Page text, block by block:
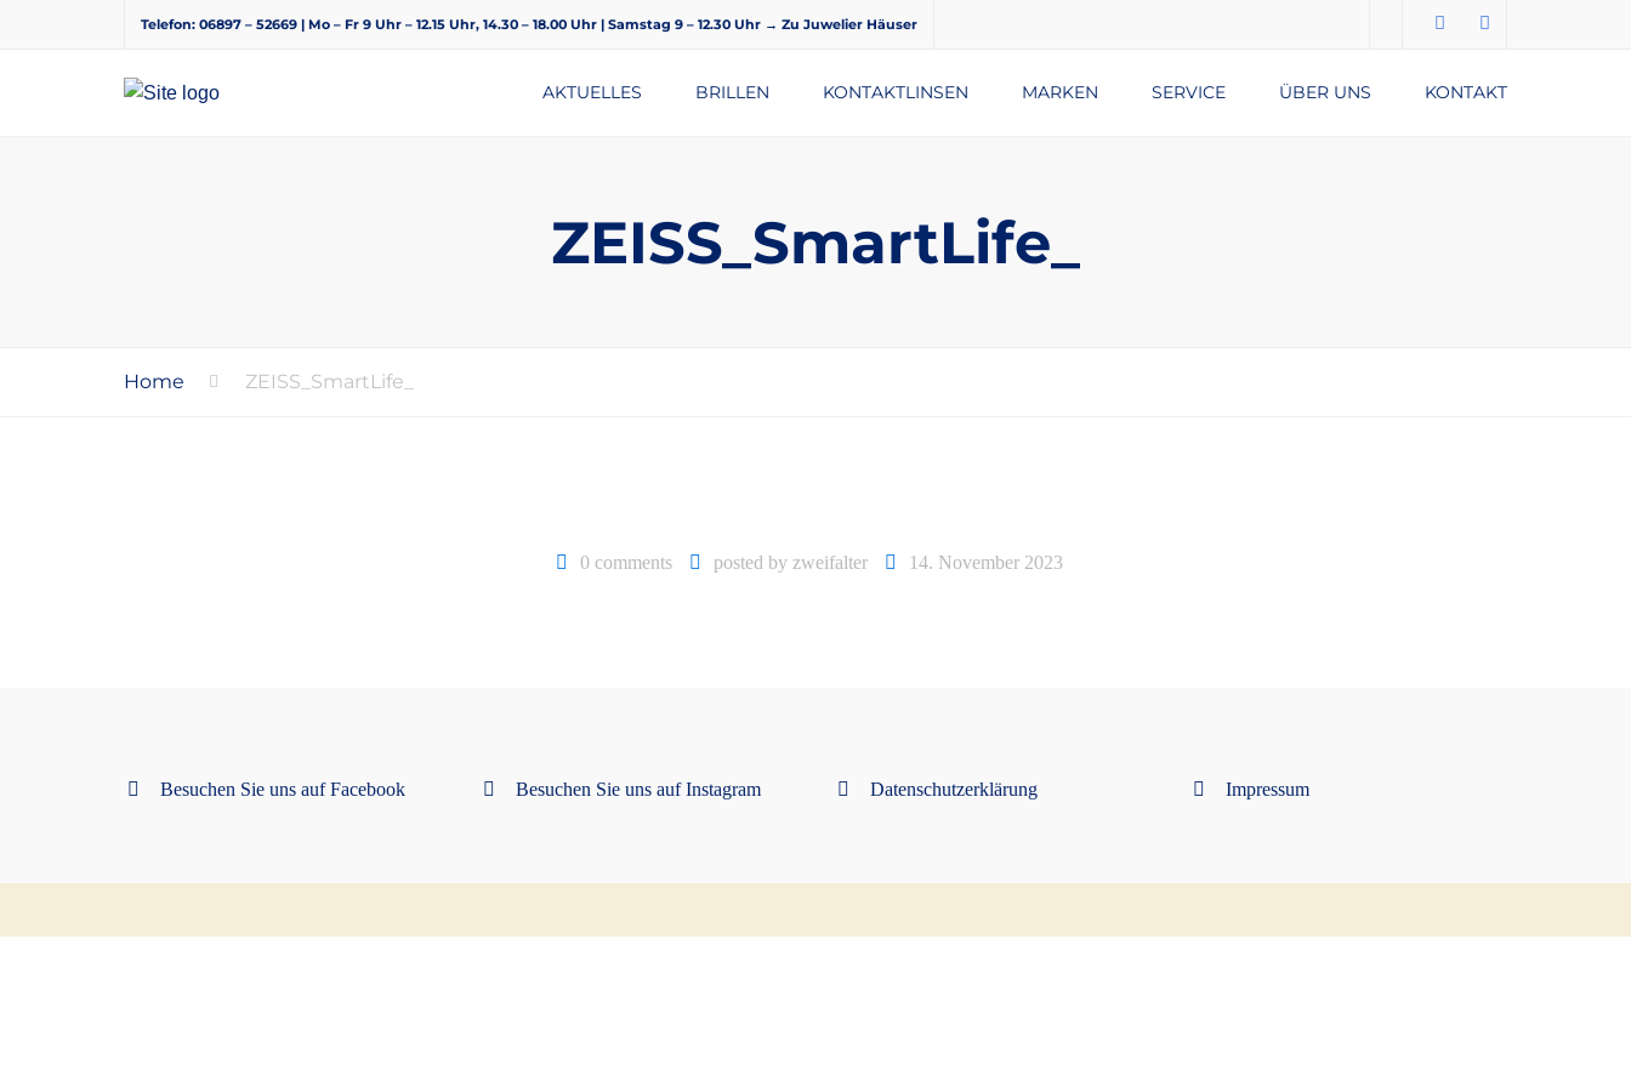
Telefon: 06897 – 52669 | Mo – Fr 9 Uhr – 12.15 Uhr, 14.30 – 18.00 Uhr | Samstag 9 – 12.30 Uhr → Zu Juwelier Häuser
Submit
AKTUELLES BRILLEN KONTAKTLINSEN MARKEN SERVICE ÜBER UNS KONTAKT
ZEISS_SmartLife_
Home ZEISS_SmartLife_
0 comments posted by zweifalter 14. November 2023
Besuchen Sie uns auf Facebook Besuchen Sie uns auf Instagram Datenschutzerklärung Impressum